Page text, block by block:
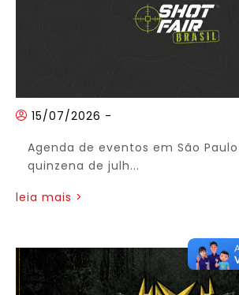
15/07/2026 -
Agenda de eventos em São
quinzena de julh...
leia mais >